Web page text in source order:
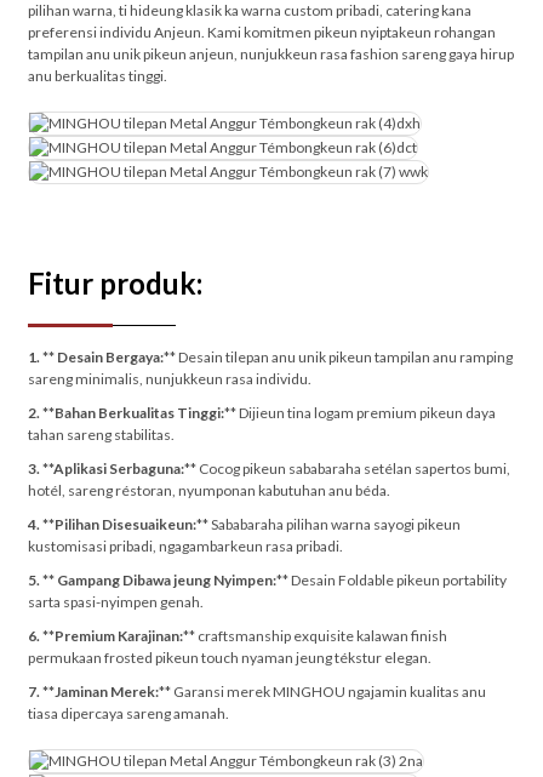
pilihan warna, ti hideung klasik ka warna custom pribadi, catering kana
preferensi individu Anjeun. Kami komitmen pikeun nyiptakeun rohangan
tampilan anu unik pikeun anjeun, nunjukkeun rasa fashion sareng gaya hirup
anu berkualitas tinggi.
Fitur produk:
1. ** Desain Bergaya:** Desain tilepan anu unik pikeun tampilan anu ramping
sareng minimalis, nunjukkeun rasa individu.
2. **Bahan Berkualitas Tinggi:** Dijieun tina logam premium pikeun daya
tahan sareng stabilitas.
3. **Aplikasi Serbaguna:** Cocog pikeun sababaraha setélan sapertos bumi,
hotél, sareng réstoran, nyumponan kabutuhan anu béda.
4. **Pilihan Disesuaikeun:** Sababaraha pilihan warna sayogi pikeun
kustomisasi pribadi, ngagambarkeun rasa pribadi.
5. ** Gampang Dibawa jeung Nyimpen:** Desain Foldable pikeun portability
sarta spasi-nyimpen genah.
6. **Premium Karajinan:** craftsmanship exquisite kalawan finish
permukaan frosted pikeun touch nyaman jeung tékstur elegan.
7. **Jaminan Merek:** Garansi merek MINGHOU ngajamin kualitas anu
tiasa dipercaya sareng amanah.